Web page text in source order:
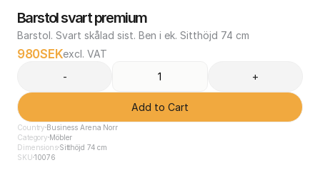
Barstol svart premium
Barstol. Svart skålad sist. Ben i ek. Sitthöjd 74 cm
980SEKexcl. VAT
-
+
Add to Cart
Country Business Arena Norr
Category Möbler
DimensionsSitthöjd 74 cm
SKU 10076